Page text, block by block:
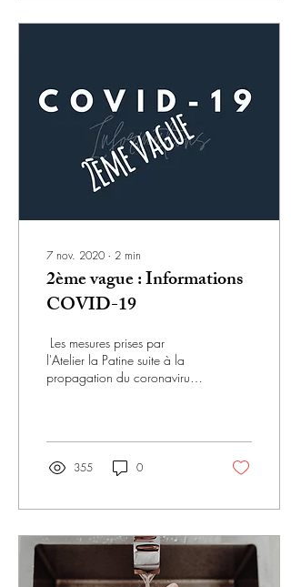
7 nov. 2020 ∙ 2 min
2ème vague : Informations
COVID-19
​ Les mesures prises par
l'Atelier la Patine suite à la
propagation du coronavirus. ​
355 0